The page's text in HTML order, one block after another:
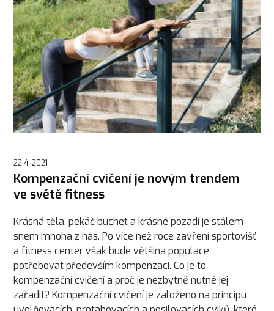
22.4. 2021
Kompenzační cvičení je novým trendem
ve světě fitness
Krásná těla, pekáč buchet a krásné pozadí je stálem
snem mnoha z nás. Po více než roce zavření sportovišť
a fitness center však bude většina populace
potřebovat především kompenzaci. Co je to
kompenzační cvičení a proč je nezbytně nutné jej
zařadit? Kompenzační cvičení je založeno na principu